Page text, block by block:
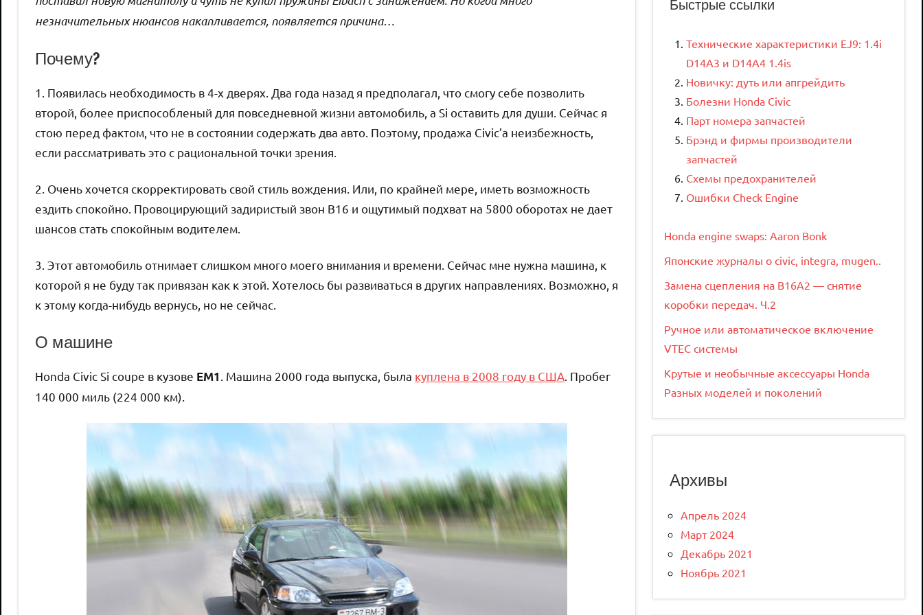
незначительных нюансов накапливается, появляется причина…
Почему?
1. Появилась необходимость в 4-х дверях. Два года назад я предполагал, что смогу себе позволить
второй, более приспособленый для повседневной жизни автомобиль, а Si оставить для души. Сейчас я
стою перед фактом, что не в состоянии содержать два авто. Поэтому, продажа Civic’a неизбежность,
если рассматривать это с рациональной точки зрения.
2. Очень хочется скорректировать свой стиль вождения. Или, по крайней мере, иметь возможность
ездить спокойно. Провоцирующий задиристый звон B16 и ощутимый подхват на 5800 оборотах не дает
шансов стать спокойным водителем.
3. Этот автомобиль отнимает слишком много моего внимания и времени. Сейчас мне нужна машина, к
которой я не буду так привязан как к этой. Хотелось бы развиваться в других направлениях. Возможно, я
к этому когда-нибудь вернусь, но не сейчас.
О машине
Honda Civic Si coupe в кузове EM1 . Машина 2000 года выпуска, была куплена в 2008 году в США . Пробег
140 000 миль (224 000 км).
Быстрые ссылки
Технические характеристики EJ9: 1.4i
D14A3 и D14A4 1.4is
Новичку: дуть или апгрейдить
Болезни Honda Civic
Парт номера запчастей
Брэнд и фирмы производители
запчастей
Схемы предохранителей
Ошибки Check Engine
Honda engine swaps: Aaron Bonk
Японские журналы о civic, integra, mugen..
Замена сцепления на B16A2 — снятие
коробки передач. Ч.2
Ручное или автоматическое включение
VTEC системы
Крутые и необычные аксессуары Honda
Разных моделей и поколений
Архивы
Апрель 2024
Март 2024
Декабрь 2021
Ноябрь 2021